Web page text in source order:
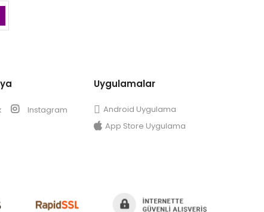
Instagram
Uygulamalar
Android Uygulama
App Store Uygulama